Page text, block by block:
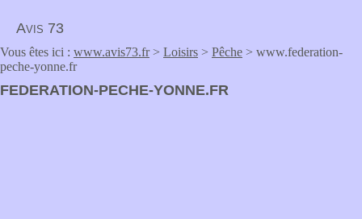
Avis 73
Vous êtes ici : www.avis73.fr> Loisirs > Pêche > www.federation-
peche-yonne.fr
FEDERATION-PECHE-YONNE.FR